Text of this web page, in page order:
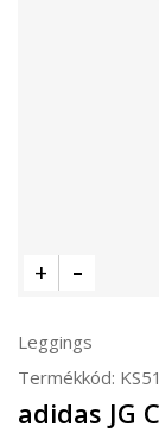
Leggings
Termékkód:
adidas JG